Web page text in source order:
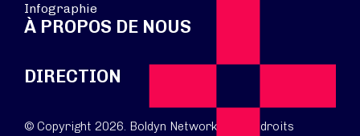
Infographie
À PROPOS DE NOUS
DIRECTION
© Copyright 2026. Boldyn Networks. Tous droits